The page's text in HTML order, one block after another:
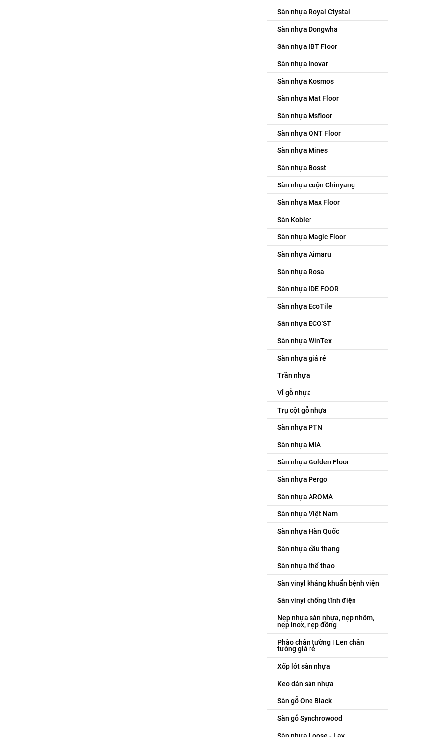
Sàn nhựa Royal Ctystal
Sàn nhựa Dongwha
Sàn nhựa IBT Floor
Sàn nhựa Inovar
Sàn nhựa Kosmos
Sàn nhựa Mat Floor
Sàn nhựa Msfloor
Sàn nhựa QNT Floor
Sàn nhựa Mines
Sàn nhựa Bosst
Sàn nhựa cuộn Chinyang
Sàn nhựa Max Floor
Sàn Kobler
Sàn nhựa Magic Floor
Sàn nhựa Aimaru
Sàn nhựa Rosa
Sàn nhựa IDE FOOR
Sàn nhựa EcoTile
Sàn nhựa ECO'ST
Sàn nhựa WinTex
Sàn nhựa giá rẻ
Trần nhựa
Vỉ gỗ nhựa
Trụ cột gỗ nhựa
Sàn nhựa PTN
Sàn nhựa MIA
Sàn nhựa Golden Floor
Sàn nhựa Pergo
Sàn nhựa AROMA
Sàn nhựa Việt Nam
Sàn nhựa Hàn Quốc
Sàn nhựa cầu thang
Sàn nhựa thể thao
Sàn vinyl kháng khuẩn bệnh viện
Sàn vinyl chống tĩnh điện
Nẹp nhựa sàn nhựa, nẹp nhôm,
nẹp inox, nẹp đồng
Phào chân tường | Len chân
tường giá rẻ
Xốp lót sàn nhựa
Keo dán sàn nhựa
Sàn gỗ One Black
Sàn gỗ Synchrowood